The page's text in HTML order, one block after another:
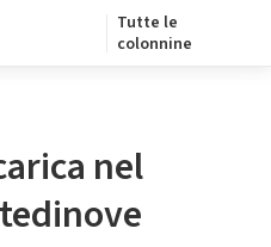
Tutte le
colonnine
nel